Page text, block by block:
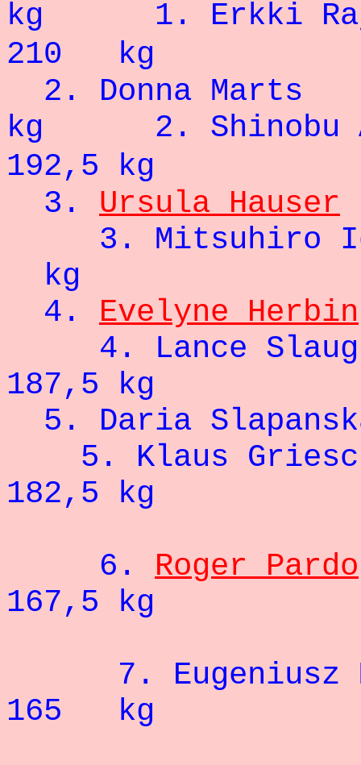
kg 1.
210 kg
2. Donna Marts
kg 2.
192,5 kg
3. Ursula Hauser
3. Mitsuhiro
kg
4. Evelyne Herbin
4. Lance
187,5 kg
5. Daria
5. Klaus
182,5 kg
6. Roger Pardo
167,5 kg
7.
165 kg